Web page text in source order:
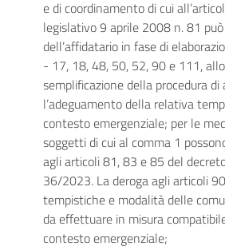
e di coordinamento di cui
legislativo 9 aprile 2008 n. 81
dell’affidatario in fase di
- 17, 18, 48, 50, 52, 90 e 111,
semplificazione della procedura
l’adeguamento della relativa
contesto emergenziale; per le
soggetti di cui al comma 1
agli articoli 81, 83 e 85 del
36/2023. La deroga agli articoli
tempistiche e modalità delle
da effettuare in misura
contesto emergenziale;